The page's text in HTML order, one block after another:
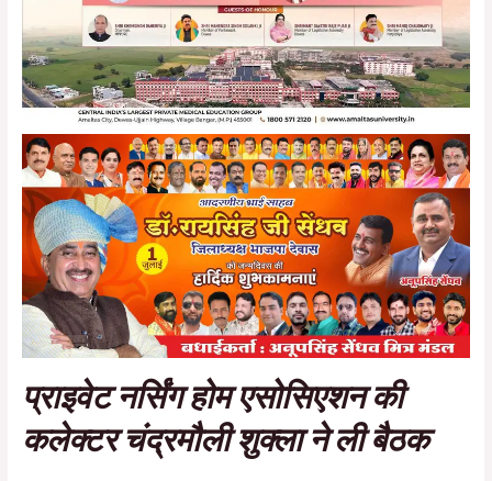
प्राइवेट नर्सिंग होम एसोसिएशन की
कलेक्टर चंद्रमौली शुक्ला ने ली बैठक